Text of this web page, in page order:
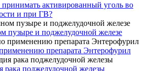
активированный уголь во
и при ГВ?
пузыре и поджелудочной железе
препарата Энтерофурил
рака поджелудочной железы